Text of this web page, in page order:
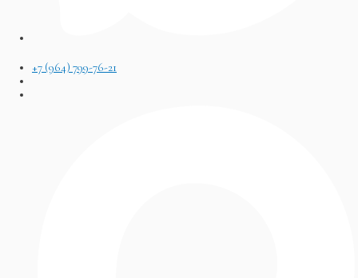
+7 (964) 799-76-21